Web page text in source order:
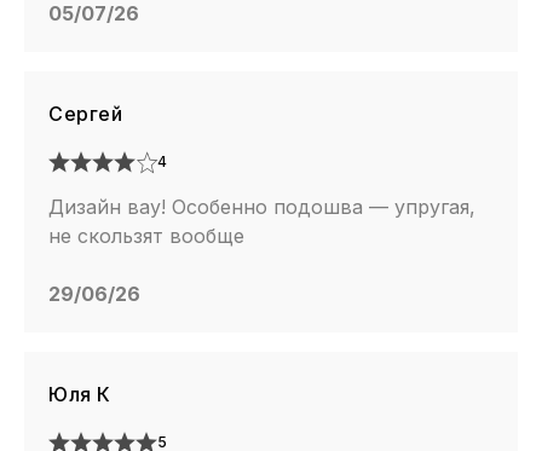
05/07/26
Сергей
4
Дизайн вау! Особенно подошва — упругая,
не скользят вообще
29/06/26
Юля К
5